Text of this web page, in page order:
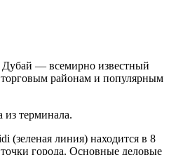
Дубай — всемирно известный
торговым районам и популярным
из терминала.
(зеленая линия) находится в 8
города. Основные деловые